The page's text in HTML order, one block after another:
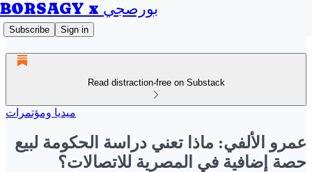
BORSAGY x بورصجي
Subscribe Sign in
Read distraction-free on Substack
ميديا ومؤتمرات
عمرو الألفي: ماذا تعني دراسة الحكومة لبيع
حصة إضافية في المصرية للاتصالات؟